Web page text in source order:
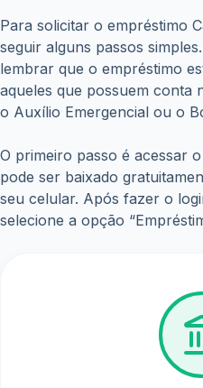
Para solicitar o empréstimo
seguir alguns passos
lembrar que o empréstimo
aqueles que possuem conta
o Auxílio Emergencial ou o
O primeiro passo é acessar
pode ser baixado
seu celular. Após fazer o
selecione a opção